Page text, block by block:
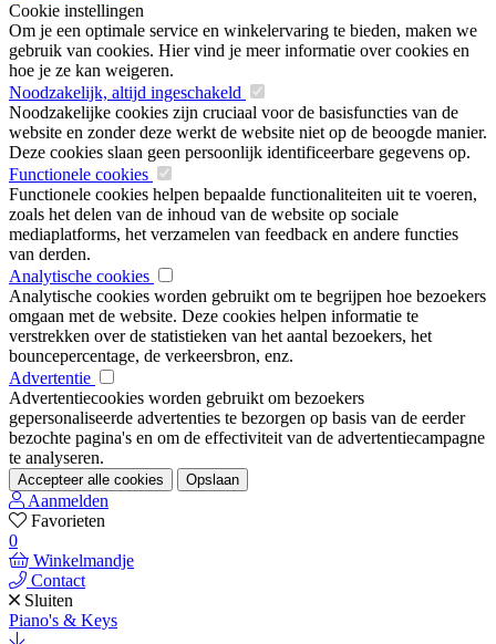
Cookie instellingen
Om je een optimale service en winkelervaring te bieden, maken we
gebruik van cookies. Hier vind je meer informatie over cookies en
hoe je ze kan weigeren.
Noodzakelijk, altijd ingeschakeld
Noodzakelijke cookies zijn cruciaal voor de basisfuncties van de
website en zonder deze werkt de website niet op de beoogde manier.
Deze cookies slaan geen persoonlijk identificeerbare gegevens op.
Functionele cookies
Functionele cookies helpen bepaalde functionaliteiten uit te voeren,
zoals het delen van de inhoud van de website op sociale
mediaplatforms, het verzamelen van feedback en andere functies
van derden.
Analytische cookies
Analytische cookies worden gebruikt om te begrijpen hoe bezoekers
omgaan met de website. Deze cookies helpen informatie te
verstrekken over de statistieken van het aantal bezoekers, het
bouncepercentage, de verkeersbron, enz.
Advertentie
Advertentiecookies worden gebruikt om bezoekers
gepersonaliseerde advertenties te bezorgen op basis van de eerder
bezochte pagina's en om de effectiviteit van de advertentiecampagne
te analyseren.
Accepteer alle cookies Opslaan
Aanmelden
Favorieten
0
Winkelmandje
Contact
Sluiten
Piano's & Keys